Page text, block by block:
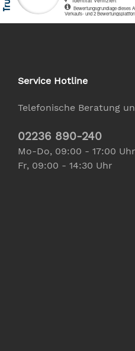
Service Hotline
Telefonische Beratung
02236 890-240
Mo-Do, 09:00 - 17:00 Uhr
Fr, 09:00 - 14:30 Uhr